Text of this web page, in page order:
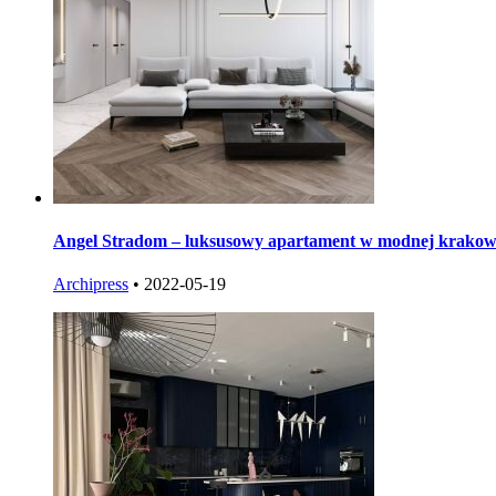
Angel Stradom – luksusowy apartament w modnej
Archipress • 2022-05-19